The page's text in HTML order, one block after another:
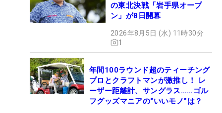
の東北決戦「岩手県オープ
ン」が8日開幕
2026年8月5日 (水) 11時30分
1
年間100ラウンド超のティーチング
プロとクラフトマンが激推し！ レ
ーザー距離計、サングラス……ゴル
フグッズマニアの“いいモノ”は？